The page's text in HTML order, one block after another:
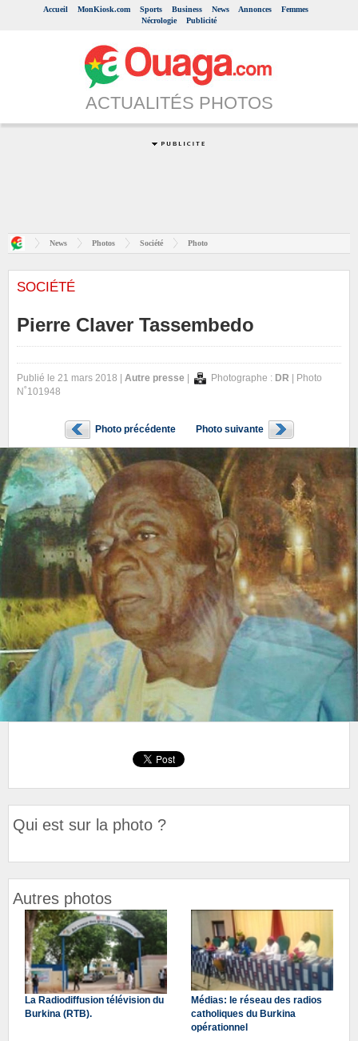
Accueil MonKiosk.com Sports Business News Annonces
Femmes
Nécrologie
Publicité
ACTUALITÉS PHOTOS
News Photos Société Photo
SOCIÉTÉ
Pierre Claver Tassembedo
Publié le 21 mars 2018 | Autre presse Photographe : DR | Photo
N˚101948
Photo précédente Photo suivante
Qui est sur la photo ?
Autres photos
La Radiodiffusion télévision du
Burkina (RTB).
Médias: le réseau des radios
catholiques du Burkina
opérationnel